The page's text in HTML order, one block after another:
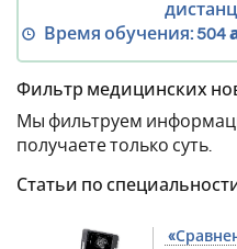
Время обучения:504
Фильтр медицинских
Мы фильтруем
получаете только суть.
Статьи по